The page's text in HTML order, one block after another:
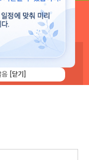
하시면 보유 캐쉬 확
음 [닫기]